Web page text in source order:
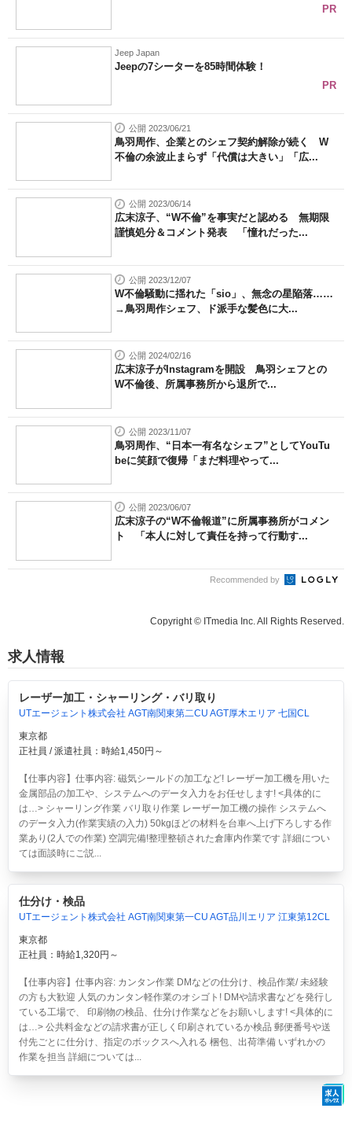
PR
Jeep Japan
Jeepの7シーターを85時間体験！
PR
公開 2023/06/21
鳥羽周作、企業とのシェフ契約解除が続く W
不倫の余波止まらず「代償は大きい」「広...
公開 2023/06/14
広末涼子、“W不倫”を事実だと認める 無期限
謹慎処分＆コメント発表 「憧れだった...
公開 2023/12/07
W不倫騒動に揺れた「sio」、無念の星陥落……
→鳥羽周作シェフ、ド派手な髪色に大...
公開 2024/02/16
広末涼子がInstagramを開設 鳥羽シェフとの
W不倫後、所属事務所から退所で...
公開 2023/11/07
鳥羽周作、“日本一有名なシェフ”としてYouTu
beに笑顔で復帰「まだ料理やって...
公開 2023/06/07
広末涼子の“W不倫報道”に所属事務所がコメン
ト 「本人に対して責任を持って行動す...
Recommended by
Copyright © ITmedia Inc. All Rights Reserved.
求人情報
レーザー加工・シャーリング・バリ取り
UTエージェント株式会社 AGT南関東第二CU AGT厚木エリア 七国CL
東京都
正社員 / 派遣社員：時給1,450円～
【仕事内容】仕事内容: 磁気シールドの加工など! レーザー加工機を用いた
金属部品の加工や、システムへのデータ入力をお任せします! <具体的に
は…> シャーリング作業 バリ取り作業 レーザー加工機の操作 システムへ
のデータ入力(作業実績の入力) 50kgほどの材料を台車へ上げ下ろしする作
業あり(2人での作業) 空調完備!整理整頓された倉庫内作業です 詳細につい
ては面談時にご説...
仕分け・検品
UTエージェント株式会社 AGT南関東第一CU AGT品川エリア 江東第12CL
東京都
正社員：時給1,320円～
【仕事内容】仕事内容: カンタン作業 DMなどの仕分け、検品作業/ 未経験
の方も大歓迎 人気のカンタン軽作業のオシゴト! DMや請求書などを発行し
ている工場で、 印刷物の検品、仕分け作業などをお願いします! <具体的に
は…> 公共料金などの請求書が正しく印刷されているか検品 郵便番号や送
付先ごとに仕分け、指定のボックスへ入れる 梱包、出荷準備 いずれかの
作業を担当 詳細については...